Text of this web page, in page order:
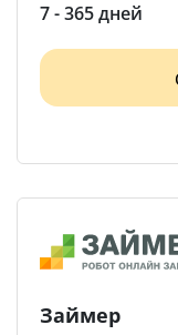
7 - 365 дней
Займер